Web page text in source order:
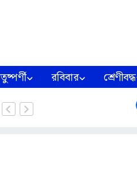
রবিবার শ্রেণীবদ্ধ